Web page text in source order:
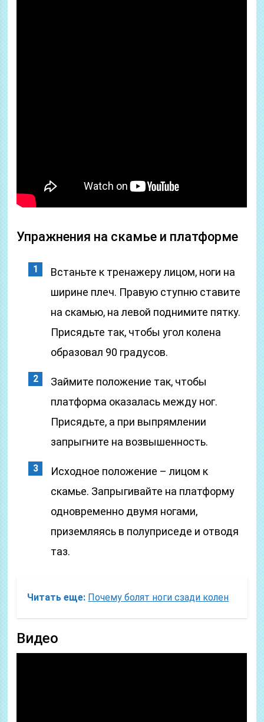
Упражнения на скамье и платформе
Встаньте к тренажеру лицом, ноги на
ширине плеч. Правую ступню ставите
на скамью, на левой поднимите пятку.
Присядьте так, чтобы угол колена
образовал 90 градусов.
Займите положение так, чтобы
платформа оказалась между ног.
Присядьте, а при выпрямлении
запрыгните на возвышенность.
Исходное положение – лицом к
скамье. Запрыгивайте на платформу
одновременно двумя ногами,
приземляясь в полуприседе и отводя
таз.
Читать еще: Почему болят ноги сзади колен
Видео